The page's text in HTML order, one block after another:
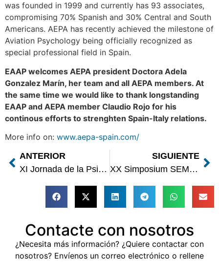
was founded in 1999 and currently has 93 associates,
compromising 70% Spanish and 30% Central and South
Americans. AEPA has recently achieved the milestone of
Aviation Psychology being officially recognized as
special professional field in Spain.
EAAP welcomes AEPA president Doctora Adela
Gonzalez Marín, her team and all AEPA members. At
the same time we would like to thank longstanding
EAAP and AEPA member Claudio Rojo for his
continous efforts to strenghten Spain-Italy relations.
More info on: www.aepa-spain.com/
ANTERIOR
XI Jornada de la Psicología Aeronáutica
SIGUIENTE
XX Simposium SEMAe
Contacte con nosotros
¿Necesita más información? ¿Quiere contactar con
nosotros? Envíenos un correo electrónico o rellene